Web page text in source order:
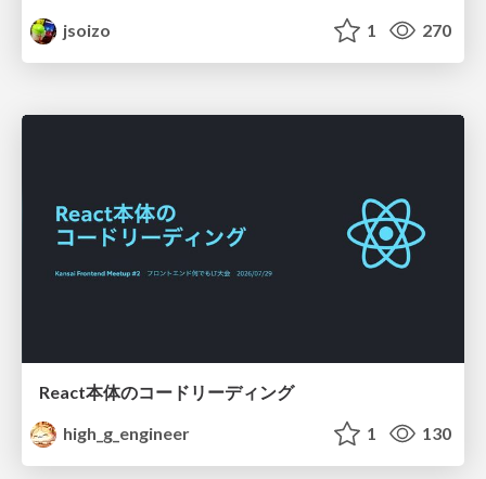
jsoizo
1 270
React本体のコードリーディング
high_g_engineer
1 130